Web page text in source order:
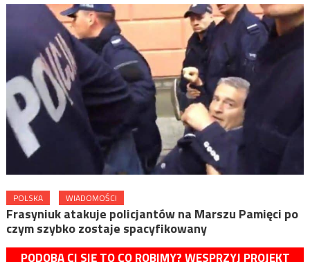
POLSKA WIADOMOŚCI
Frasyniuk atakuje policjantów na Marszu Pamięci po
czym szybko zostaje spacyfikowany
PODOBA CI SIĘ TO CO ROBIMY? WESPRZYJ PROJEKT